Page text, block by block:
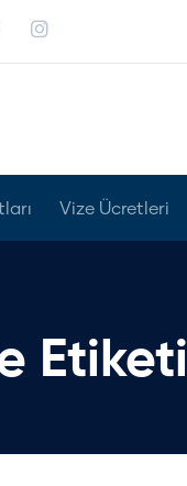
Vize Ücretleri
Etiketi